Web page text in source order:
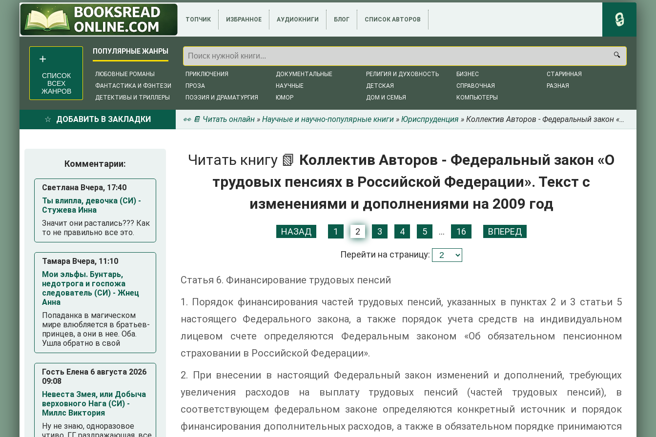
ТОПЧИК ИЗБРАННОЕ АУДИОКНИГИ БЛОГ СПИСОК АВТОРОВ
ЛЮБОВНЫЕ РОМАНЫ
ФАНТАСТИКА И ФЭНТЕЗИ
ДЕТЕКТИВЫ И ТРИЛЛЕРЫ
ПРИКЛЮЧЕНИЯ
ПРОЗА
ПОЭЗИЯ И ДРАМАТУРГИЯ
ДОКУМЕНТАЛЬНЫЕ
НАУЧНЫЕ
ЮМОР
РЕЛИГИЯ И ДУХОВНОСТЬ
ДЕТСКАЯ
ДОМ И СЕМЬЯ
БИЗНЕС
СПРАВОЧНАЯ
КОМПЬЮТЕРЫ
СТАРИННАЯ
РАЗНАЯ
СПИСОК
ВСЕХ
ЖАНРОВ
ДОБАВИТЬ В ЗАКЛАДКИ 👀 📔 Читать онлайн » Научные и научно-популярные книги » Юриспруденция » Коллектив Авторов - Федеральный закон «О трудовых пенсиях в Российской Федерации». Текст с изменениями и дополнениями на 2009 год
Читать книгу 📗 Коллектив Авторов - Федеральный закон «О
трудовых пенсиях в Российской Федерации». Текст с
изменениями и дополнениями на 2009 год
НАЗАД 1 2 3 4 5 ... 16 ВПЕРЕД
Перейти на страницу:
Статья 6. Финансирование трудовых пенсий
1. Порядок финансирования частей трудовых пенсий, указанных в пунктах 2 и 3 статьи 5
настоящего Федерального закона, а также порядок учета средств на индивидуальном
лицевом счете определяются Федеральным законом «Об обязательном пенсионном
страховании в Российской Федерации».
2. При внесении в настоящий Федеральный закон изменений и дополнений, требующих
увеличения расходов на выплату трудовых пенсий (частей трудовых пенсий), в
соответствующем федеральном законе определяются конкретный источник и порядок
финансирования дополнительных расходов, а также в обязательном порядке принимаются
Комментарии:
Светлана Вчера, 17:40
Ты влипла, девочка (СИ) -
Стужева Инна
Значит они растались??? Как
то не правильно все это.
Тамара Вчера, 11:10
Мои эльфы. Бунтарь,
недотрога и госпожа
следователь (СИ) - Жнец
Анна
Попаданка в магическом
мире влюбляется в братьев-
принцев, а они в нее. Оба.
Ушла обратно в свой
Гость Елена 6 августа 2026
09:08
Невеста Змея, или Добыча
верховного Нага (СИ) -
Миллс Виктория
Ну не знаю, одноразовое